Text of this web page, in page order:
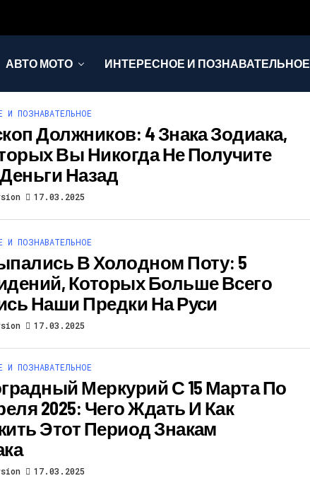
АВТО МОТО ИНТЕРЕСНОЕ И ПОЗНАВАТЕЛЬНОЕ
И ПОЗНАВАТЕЛЬНОЕ
Должников: 4 Знака Зодиака,
Вы Никогда Не Получите
Назад
17.03.2025
И ПОЗНАВАТЕЛЬНОЕ
В Холодном Поту: 5
Которых Больше Всего
Наши Предки На Руси
17.03.2025
И ПОЗНАВАТЕЛЬНОЕ
Меркурий С 15 Марта По
2025: Чего Ждать И Как
Этот Период Знакам
17.03.2025